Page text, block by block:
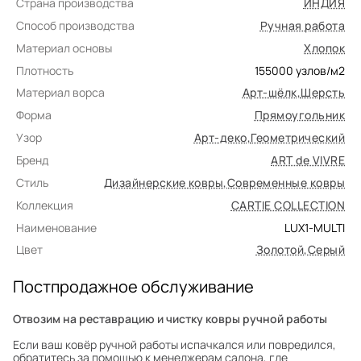
Способ производства
Ручная работа
Материал основы
Хлопок
Плотность
155000 узлов/м2
Материал ворса
Арт-шёлк,Шерсть
Форма
Прямоугольник
Узор
Арт-деко,Геометрический
Бренд
ART de VIVRE
Стиль
Дизайнерские ковры,Современные ковры
Коллекция
CARTIE COLLECTION
Наименование
LUX1-MULTI
Цвет
Золотой,Серый
Постпродажное обслуживание
Отвозим на реставрацию и чистку ковры ручной работы
Если ваш ковёр ручной работы испачкался или повредился,
обратитесь за помощью к менеджерам салона, где